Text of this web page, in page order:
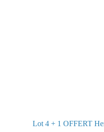
Lot 4 + 1 OFFERT